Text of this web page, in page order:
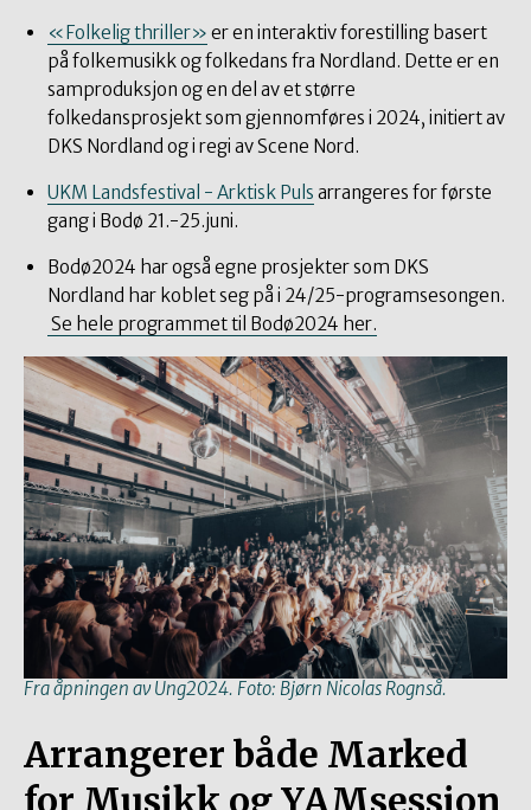
«Folkelig thriller» er en interaktiv forestilling basert
på folkemusikk og folkedans fra Nordland. Dette er en
samproduksjon og en del av et større
folkedansprosjekt som gjennomføres i 2024, initiert av
DKS Nordland og i regi av Scene Nord.
UKM Landsfestival - Arktisk Puls arrangeres for første
gang i Bodø 21.-25.juni.
Bodø2024 har også egne prosjekter som DKS
Nordland har koblet seg på i 24/25-programsesongen.
Se hele programmet til Bodø2024 her.
Fra åpningen av Ung2024. Foto: Bjørn Nicolas Rognså.
Arrangerer både Marked
for Musikk og YAMsession